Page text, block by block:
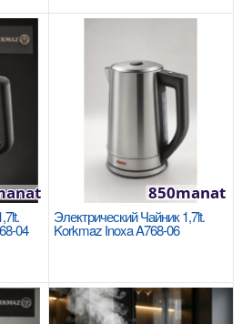
Watt 0.9 lt / 1.8 lt 360°
besleme ünitesi Tek seferde 2..
Добавь в сравнения
В избранные
04
Электрический Чайник 1,7lt.
Korkmaz Inoxa A768-06
850manat